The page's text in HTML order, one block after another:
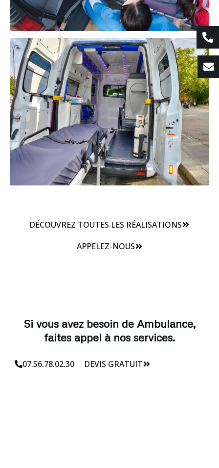
DÉCOUVREZ TOUTES LES RÉALISATIONS
APPELEZ-NOUS
Si vous avez besoin de Ambulance,
faites appel à nos services.
07.56.78.02.30 DEVIS GRATUIT